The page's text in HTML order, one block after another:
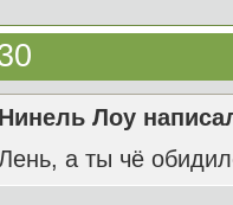
Нинель Лоу
а ты чё